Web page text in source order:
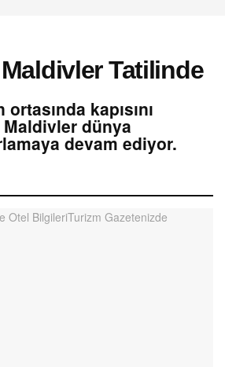
Maldivler Tatilinde
ortasında kapısını
dünya
devam ediyor.